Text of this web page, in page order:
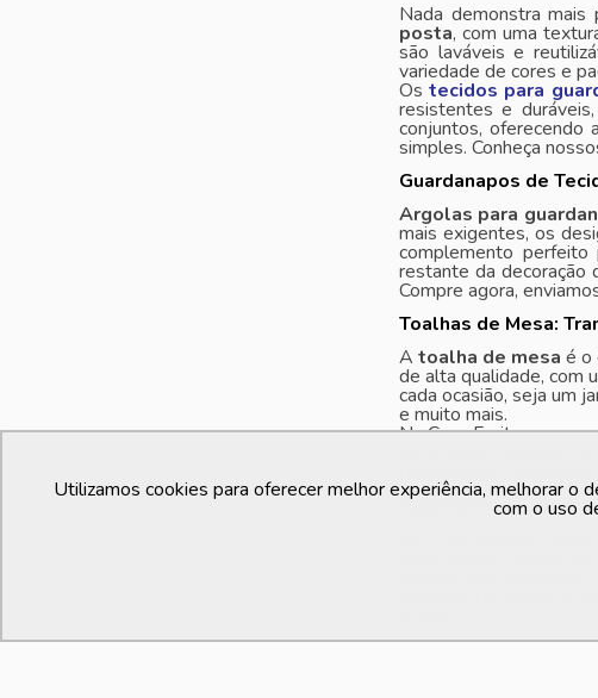
Nada demonstra
posta, com uma
são laváveis ​​e
variedade de cores e
Ostecidos para
resistentes e
conjuntos,
simples. Conheça
Guardanapos de
Argolas para
mais exigentes, os
complemento perfeito
restante da decoração
Compre agora,
Toalhas de Mesa:
A toalha de mesa é o
de alta qualidade, com
cada ocasião, seja um
e muito mais.
Na Casa Freitas
Aparelhos de chá e
Na Casa Freitas,
experiências
apenas
toalhas de mesa e
Utilizamos cookies para oferecer melhor experiência, melhorar o
com o uso